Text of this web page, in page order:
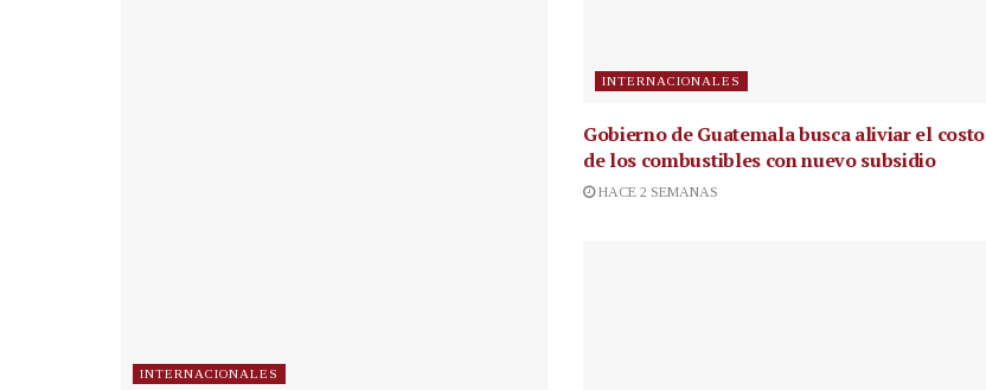
INTERNACIONALES
INTERNACIONALES
Gobierno de Guatemala busca aliviar el costo
de los combustibles con nuevo subsidio
HACE 2 SEMANAS